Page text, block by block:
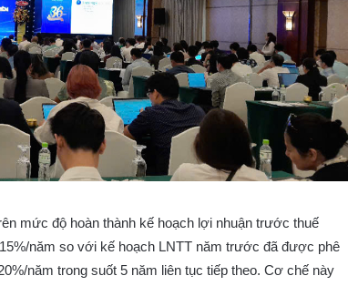
mức độ hoàn thành kế hoạch lợi nhuận trước thuế
năm so với kế hoạch LNTT năm trước đã được phê
năm trong suốt 5 năm liên tục tiếp theo. Cơ chế này